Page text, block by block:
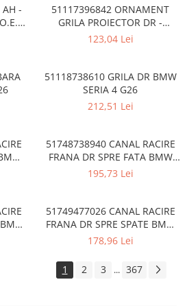
F32
5
-
51117396842 ORNAMENT
GRILA PROIECTOR DR -
LUXURY LINE BMW SERIA 3
123,04 Lei
51118738610 GRILA DR BMW
SERIA 4 G26
212,51 Lei
51748738940 CANAL RACIRE
FRANA DR SPRE FATA BMW
SERIA 4 G26
195,73 Lei
51749477026 CANAL RACIRE
FRANA DR SPRE SPATE BMW
SERIA 4 G26
178,96 Lei
1 2 3 ... 367